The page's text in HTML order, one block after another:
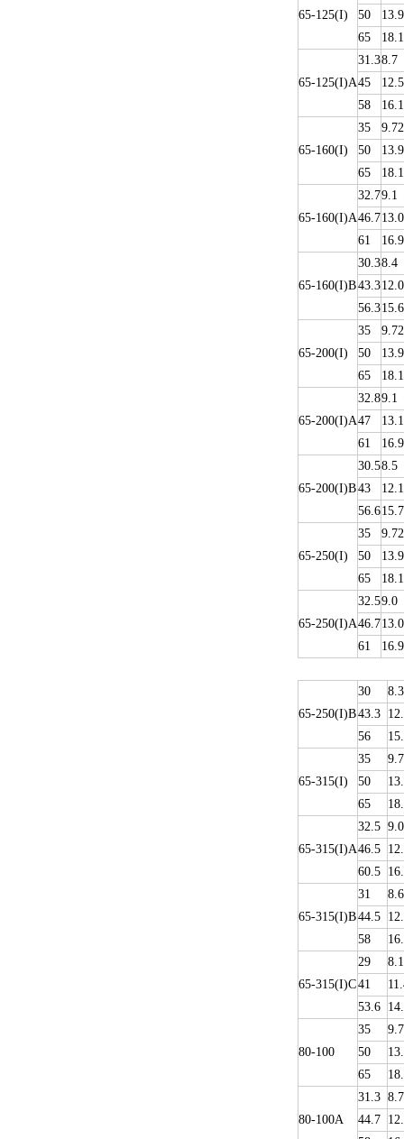
65-125(I)
50
13.9
65
18.1
65-125(I)A
31.38.7
45
12.5
58
16.1
65-160(I)
35
9.72
50
13.9
65
18.1
65-160(I)A
32.79.1
46.713.0
61
16.9
65-160(I)B
30.38.4
43.312.0
56.315.6
65-200(I)
35
9.72
50
13.9
65
18.1
65-200(I)A
32.89.1
47
13.1
61
16.9
65-200(I)B
30.58.5
43
12.1
56.615.7
65-250(I)
35
9.72
50
13.9
65
18.1
65-250(I)A
32.59.0
46.713.0
61
16.9
65-250(I)B
30
8.3
43.3
56
65-315(I)
35
50
65
65-315(I)A
32.5 9.0
46.5
60.5
65-315(I)B
31
8.6
44.5
58
65-315(I)C
29
8.1
41
53.6
80-100
35
50
65
80-100A
31.3 8.7
44.7